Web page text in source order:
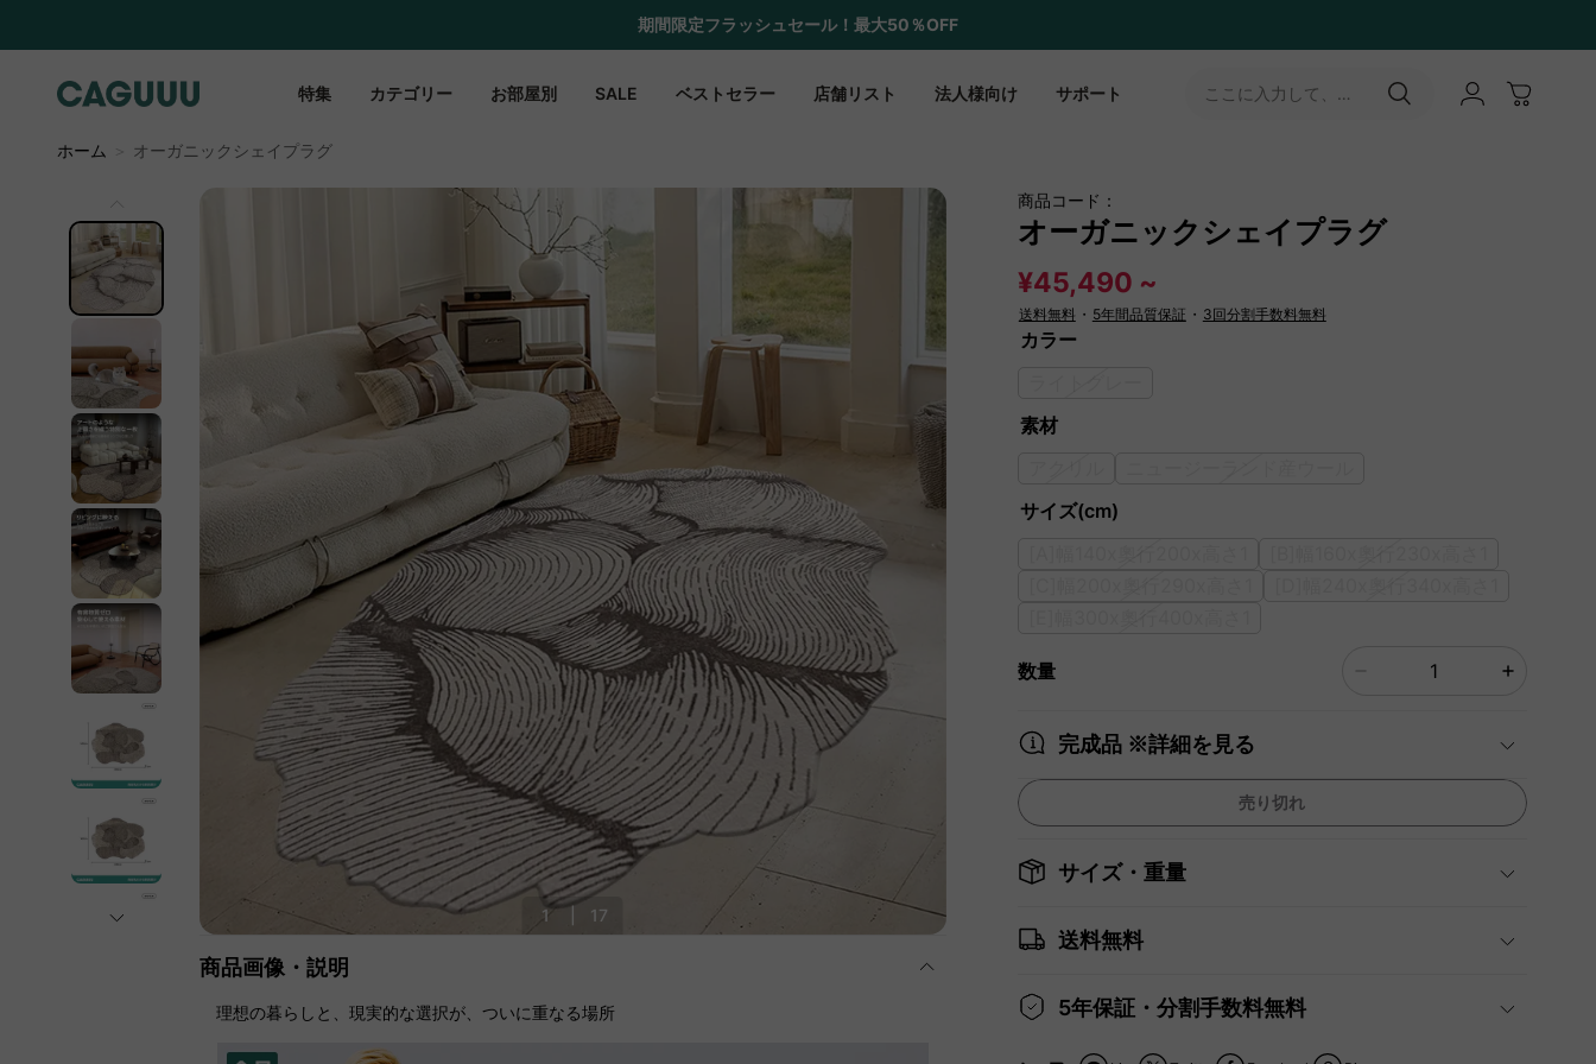
期間限定フラッシュセール！最大50％OFF
特集 カテゴリー お部屋別 SALE ベストセラー 店舗リスト 法人様向け サポート
ここに入力して、
ホーム
オーガニックシェイプラグ
1 17
商品画像・説明
理想の暮らしと、現実的な選択が、ついに重なる場所
商品コード：
オーガニックシェイプラグ
¥45,490 ~
送料無料 ・ 5年間品質保証 ・ 3回分割手数料無料
カラー
素材
サイズ(cm)
数量
完成品 ※詳細を見る
売り切れ
サイズ・重量
送料無料
5年保証・分割手数料無料